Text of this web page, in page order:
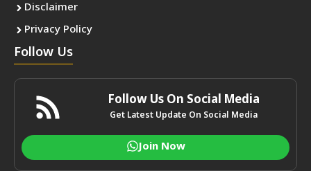
Disclaimer
Privacy Policy
Follow Us
Follow Us On Social Media
Get Latest Update On Social Media
Join Now